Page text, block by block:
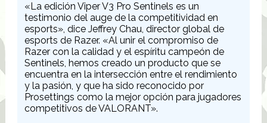
«La edición Viper V3 Pro Sentinels es un
testimonio del auge de la competitividad en
esports», dice Jeffrey Chau, director global de
esports de Razer. «Al unir el compromiso de
Razer con la calidad y el espíritu campeón de
Sentinels, hemos creado un producto que se
encuentra en la intersección entre el rendimiento
y la pasión, y que ha sido reconocido por
Prosettings como la mejor opción para jugadores
competitivos de VALORANT».